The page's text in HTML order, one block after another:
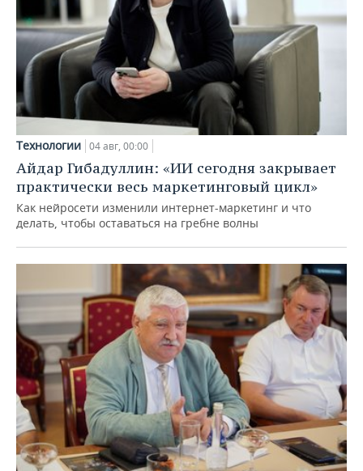
Технологии 04 авг, 00:00
Айдар Гибадуллин: «ИИ сегодня закрывает
практически весь маркетинговый цикл»
Как нейросети изменили интернет-маркетинг и что
делать, чтобы оставаться на гребне волны